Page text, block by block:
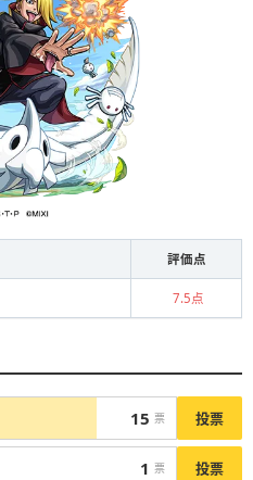
評価点
7.5点
15 票 投票
1 票 投票